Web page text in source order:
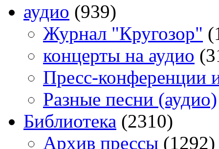
аудио (939)
Журнал "Кругозор"
концерты на аудио
Пресс-конференции
Разные песни (аудио)
Библиотека (2310)
Архив прессы (1292)